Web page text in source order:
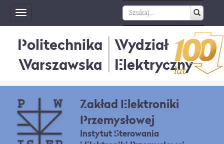
Toggle
navigation
Politechnika
Warszawska
Wydział
Elektryczny
Zakład Elektroniki
Przemysłowej
Instytut Sterowania